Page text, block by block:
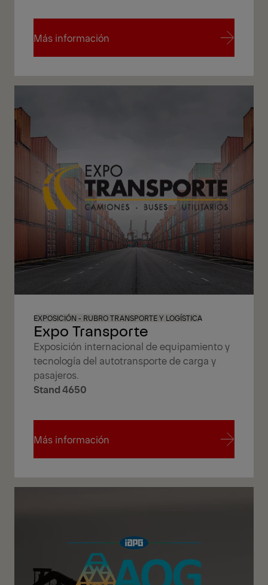
Más información
Expo Transporte
EXPOSICIÓN - RUBRO TRANSPORTE Y LOGÍSTICA
Exposición internacional de equipamiento y
tecnología del autotransporte de carga y
pasajeros.
Stand 4650
Más información